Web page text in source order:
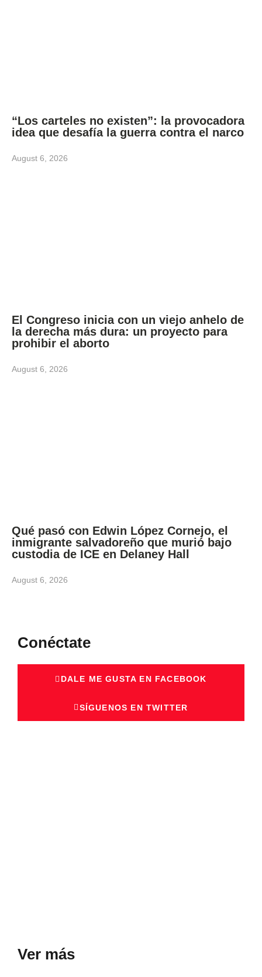
“Los carteles no existen”: la provocadora
idea que desafía la guerra contra el narco
August 6, 2026
El Congreso inicia con un viejo anhelo de
la derecha más dura: un proyecto para
prohibir el aborto
August 6, 2026
Qué pasó con Edwin López Cornejo, el
inmigrante salvadoreño que murió bajo
custodia de ICE en Delaney Hall
August 6, 2026
Conéctate
DALE ME GUSTA EN FACEBOOK
SÍGUENOS EN TWITTER
Ver más